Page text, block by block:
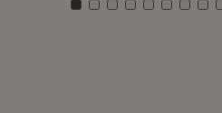
Zu Kachel: 0
Zu Kachel: 1
Zu Kachel: 2
Zu Kachel: 3
ZuZuZu